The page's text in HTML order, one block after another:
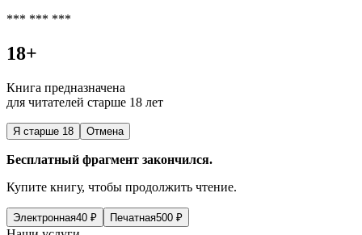
*** *** ***
18+
Книга предназначена
для читателей старше 18 лет
Я старше 18 Отмена
Бесплатный фрагмент закончился.
Купите книгу, чтобы продолжить чтение.
Электронная40 ₽ Печатная500 ₽